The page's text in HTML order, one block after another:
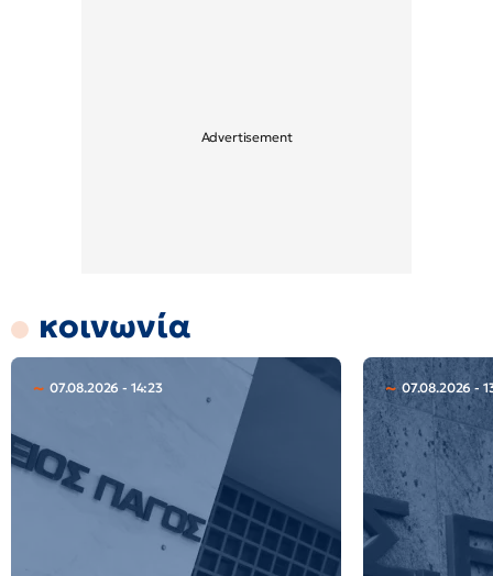
κοινωνία
07.08.2026 - 14:23 07.08.2026 -